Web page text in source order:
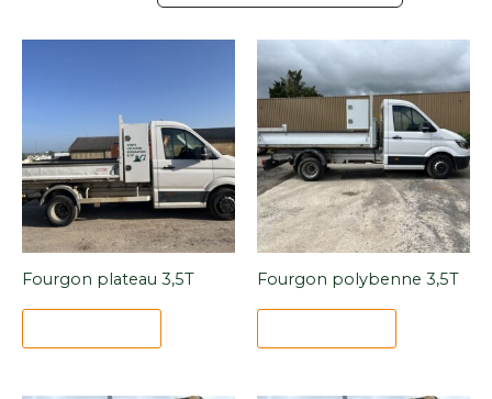
Fourgon plateau 3,5T Fourgon polybenne 3,5T